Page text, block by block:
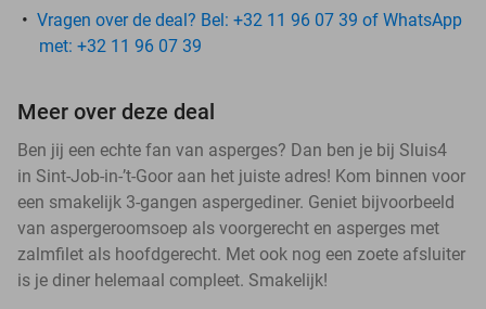
Vragen over de deal? Bel: +32 11 96 07 39 of WhatsApp
met: +32 11 96 07 39
Meer over deze deal
Ben jij een echte fan van asperges? Dan ben je bij Sluis4
in Sint-Job-in-’t-Goor aan het juiste adres! Kom binnen voor
een smakelijk 3-gangen aspergediner. Geniet bijvoorbeeld
van aspergeroomsoep als voorgerecht en asperges met
zalmfilet als hoofdgerecht. Met ook nog een zoete afsluiter
is je diner helemaal compleet. Smakelijk!